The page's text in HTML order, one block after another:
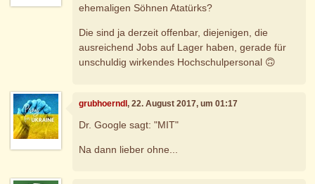
ehemaligen Söhnen Atatürks?
Die sind ja derzeit offenbar, diejenigen, die
ausreichend Jobs auf Lager haben, gerade für
unschuldig wirkendes Hochschulpersonal 🙃
grubhoerndl, 22. August 2017, um 01:17
Dr. Google sagt: "MIT"
Na dann lieber ohne...